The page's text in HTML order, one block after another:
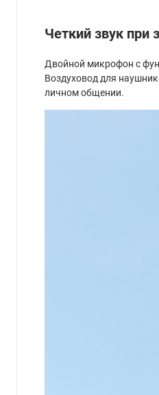
Четкий звук при
Двойной микрофон с
Воздуховод для
личном общении.